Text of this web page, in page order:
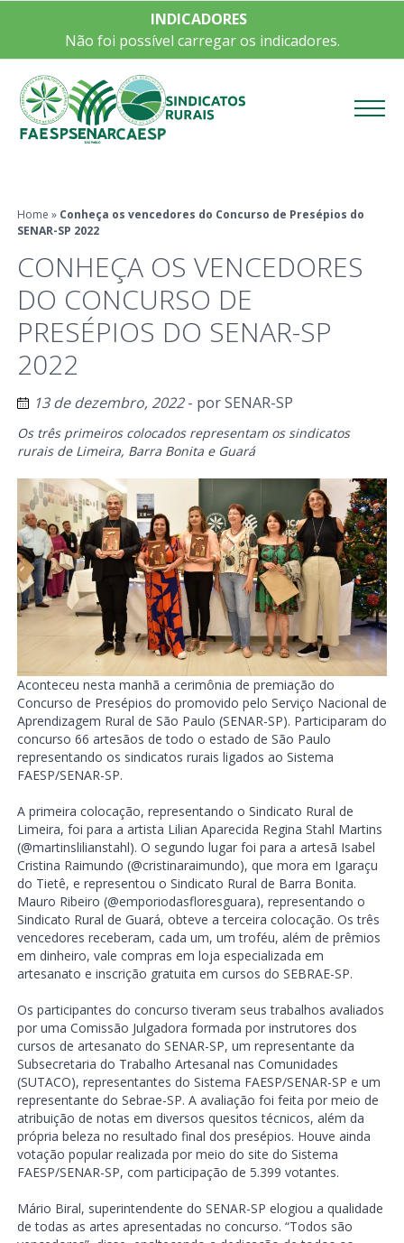
INDICADORES
Não foi possível carregar os indicadores.
Home » Conheça os vencedores do Concurso de Presépios do
SENAR-SP 2022
CONHEÇA OS VENCEDORES
DO CONCURSO DE
PRESÉPIOS DO SENAR-SP
2022
13 de dezembro, 2022- porSENAR-SP
Os três primeiros colocados representam os sindicatos
rurais de Limeira, Barra Bonita e Guará
Aconteceu nesta manhã a cerimônia de premiação do
Concurso de Presépios do promovido pelo Serviço Nacional de
Aprendizagem Rural de São Paulo (SENAR-SP). Participaram do
concurso 66 artesãos de todo o estado de São Paulo
representando os sindicatos rurais ligados ao Sistema
FAESP/SENAR-SP.
A primeira colocação, representando o Sindicato Rural de
Limeira, foi para a artista Lilian Aparecida Regina Stahl Martins
(@martinslilianstahl). O segundo lugar foi para a artesã Isabel
Cristina Raimundo (@cristinaraimundo), que mora em Igaraçu
do Tietê, e representou o Sindicato Rural de Barra Bonita.
Mauro Ribeiro (@emporiodasfloresguara), representando o
Sindicato Rural de Guará, obteve a terceira colocação. Os três
vencedores receberam, cada um, um troféu, além de prêmios
em dinheiro, vale compras em loja especializada em
artesanato e inscrição gratuita em cursos do SEBRAE-SP.
Os participantes do concurso tiveram seus trabalhos avaliados
por uma Comissão Julgadora formada por instrutores dos
cursos de artesanato do SENAR-SP, um representante da
Subsecretaria do Trabalho Artesanal nas Comunidades
(SUTACO), representantes do Sistema FAESP/SENAR-SP e um
representante do Sebrae-SP. A avaliação foi feita por meio de
atribuição de notas em diversos quesitos técnicos, além da
própria beleza no resultado final dos presépios. Houve ainda
votação popular realizada por meio do site do Sistema
FAESP/SENAR-SP, com participação de 5.399 votantes.
Mário Biral, superintendente do SENAR-SP elogiou a qualidade
de todas as artes apresentadas no concurso. “Todos são